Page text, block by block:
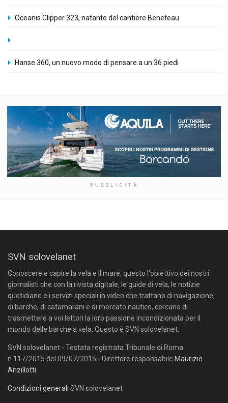
Oceanis Clipper 323, natante del cantiere Beneteau
Hanse 360, un nuovo modo di pensare a un 36 piedi
PUBBLICITÀ
SVN solovelanet
Conoscere e capire la vela e il mare, questo l'obiettivo dei nostri
giornalisti che con la rivista digitale, le guide di vela, le notizie
quotidiane e i servizi speciali in video che trattano di navigazione,
di barche, di catamarani e di mercato nautico, cercano di
trasmettere a voi lettori la loro passione incondizionata per il
mondo delle barche a vela. Questo è SVN solovelanet.
SVN solovelanet - Testata registrata Tribunale di Roma
n.117/2015 del 09/07/2015 - Direttore responsabile Maurizio
Anzillotti
Condizioni generali SVN solovelanet